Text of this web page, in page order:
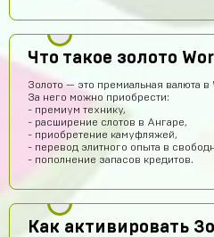
Что такое золото
Золото — это премиальная валюта в
За него можно приобрести:
- премиум технику,
- расширение слотов в Ангаре,
- приобретение камуфляжей,
- перевод элитного опыта в
- пополнение запасов кредитов.
Как активировать
Абукар Хамхоев
Top
Игорь Богданович
Збс, не обман👌
Vladislav Vporyade
Сайт топ
Timofei Fivtitwo